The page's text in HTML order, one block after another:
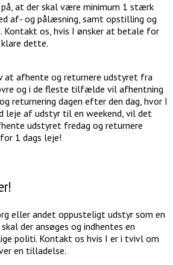
at der skal være minimum 1 stærk
af- og pålæsning, samt opstilling og
Kontakt os, hvis I ønsker at betale for
dette.
at afhente og returnere udstyret fra
og i de fleste tilfælde vil afhentning
returnering dagen efter den dag, hvor I
leje af udstyr til en weekend, vil det
udstyret fredag og returnere
1 dags leje!
eller andet oppusteligt udstyr som en
der ansøges og indhentes en
politi. Kontakt os hvis I er i tvivl om
en tilladelse.